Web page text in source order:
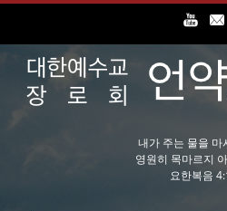
내가 주는 물을 마
영원히 목마르지
요한복음